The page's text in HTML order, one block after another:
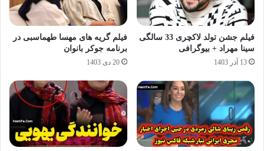
فیلم جشن تولد لاکچری 33 سالگی
سینا مهراد + بیوگرافی
13 آذر 1403
فیلم گریه های مهسا طهماسبی در
برنامه جوکر بانوان
20 دی 1403